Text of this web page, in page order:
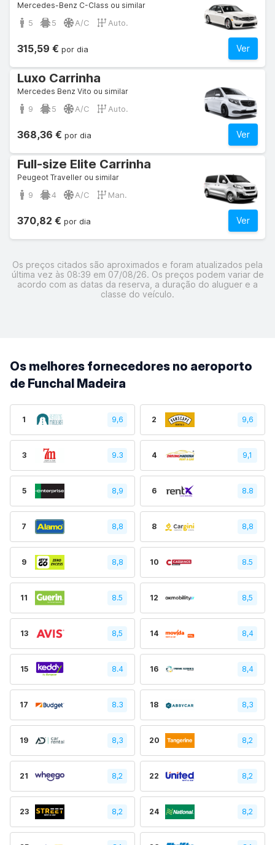
Mercedes-Benz C-Class ou similar
5 5 A/C Auto.
Ver
315,59 € por dia
Luxo Carrinha
Mercedes Benz Vito ou similar
9 5 A/C Auto.
Ver
368,36 € por dia
Full-size Elite Carrinha
Peugeot Traveller ou similar
9 4 A/C Man.
Ver
370,82 € por dia
Os preços citados são aproximados e foram atualizados pela
última vez às 08:39 em 07/08/26. Os preços podem variar de
acordo com as datas da reserva, a duração do aluguer e a
classe do veículo.
Os melhores fornecedores no aeroporto
de Funchal Madeira
1 9,6 2 9,6
3 9.3 4 9,1
5 8,9 6 8.8
7 8,8 8 8,8
9 8,8 10 8.5
11 8.5 12 8,5
13 8,5 14 8,4
15 8.4 16 8,4
17 8.3 18 8,3
19 8,3 20 8,2
21 8,2 22 8,2
23 8,2 24 8,2